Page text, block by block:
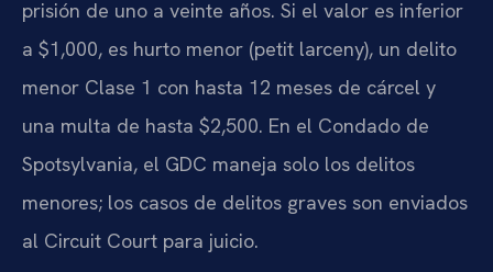
prisión de uno a veinte años. Si el valor es inferior
a $1,000, es hurto menor (petit larceny), un delito
menor Clase 1 con hasta 12 meses de cárcel y
una multa de hasta $2,500. En el Condado de
Spotsylvania, el GDC maneja solo los delitos
menores; los casos de delitos graves son enviados
al Circuit Court para juicio.